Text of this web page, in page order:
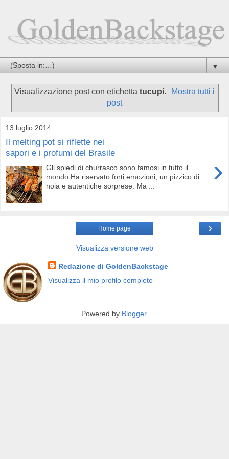
▼
Visualizzazione post con etichetta tucupi.
Mostra tutti i
post
13 luglio 2014
Il melting pot si riflette nei
sapori e i profumi del Brasile
›
Gli spiedi di churrasco sono famosi in tutto il
mondo Ha riservato forti emozioni, un pizzico di
noia e autentiche sorprese. Ma ...
›
Home page
Visualizza versione web
Redazione di GoldenBackstage
Visualizza il mio profilo completo
Powered by Blogger.